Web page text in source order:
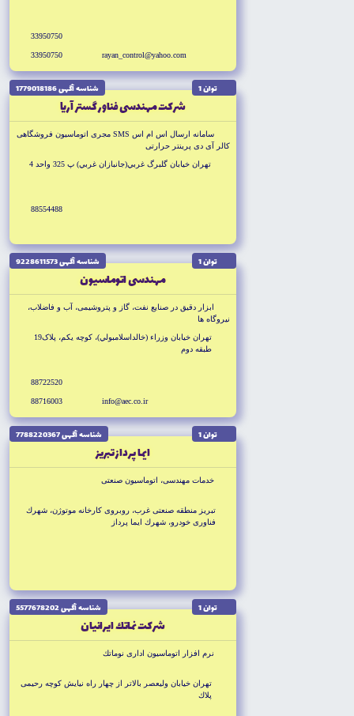
rayan_control@yahoo.com
33950750
33950750
توان 1 شناسه آگهى 1779018186
شركت مهندسى فناور گستر آريا
سامانه ارسال اس ام اس SMS مجرى اتوماسيون فروشگاهى
كالر آى دى پرينتر حرارتى
تهران خيابان گلبرگ غربي(جانبازان غربي) پ 325 واحد 4
88554488
توان 1 شناسه آگهى 9228611573
مهندسى اتوماسيون
ابزار دقيق در صنايع نفت، گاز و پتروشيمى، آب و فاضلاب،
نيروگاه ها
تهران خيابان وزراء (خالداسلامبولي)، كوچه يكم، پلاک19
طبقه دوم
info@aec.co.ir
88722520
88716003
توان 1 شناسه آگهى 7788220367
ايما پرداز تبريز
خدمات مهندسى، اتوماسيون صنعتى
تبريز منطقه صنعتى غرب، روبروى كارخانه موتوژن، شهرك
فناورى خودرو، شهرك ايما پرداز
توان 1 شناسه آگهى 5577678202
شركت نماتك ايرانيان
نرم افزار اتوماسيون ادارى نوماتك
تهران خيابان وليعصر بالاتر از چهار راه نيايش كوچه رحيمى
پلاك